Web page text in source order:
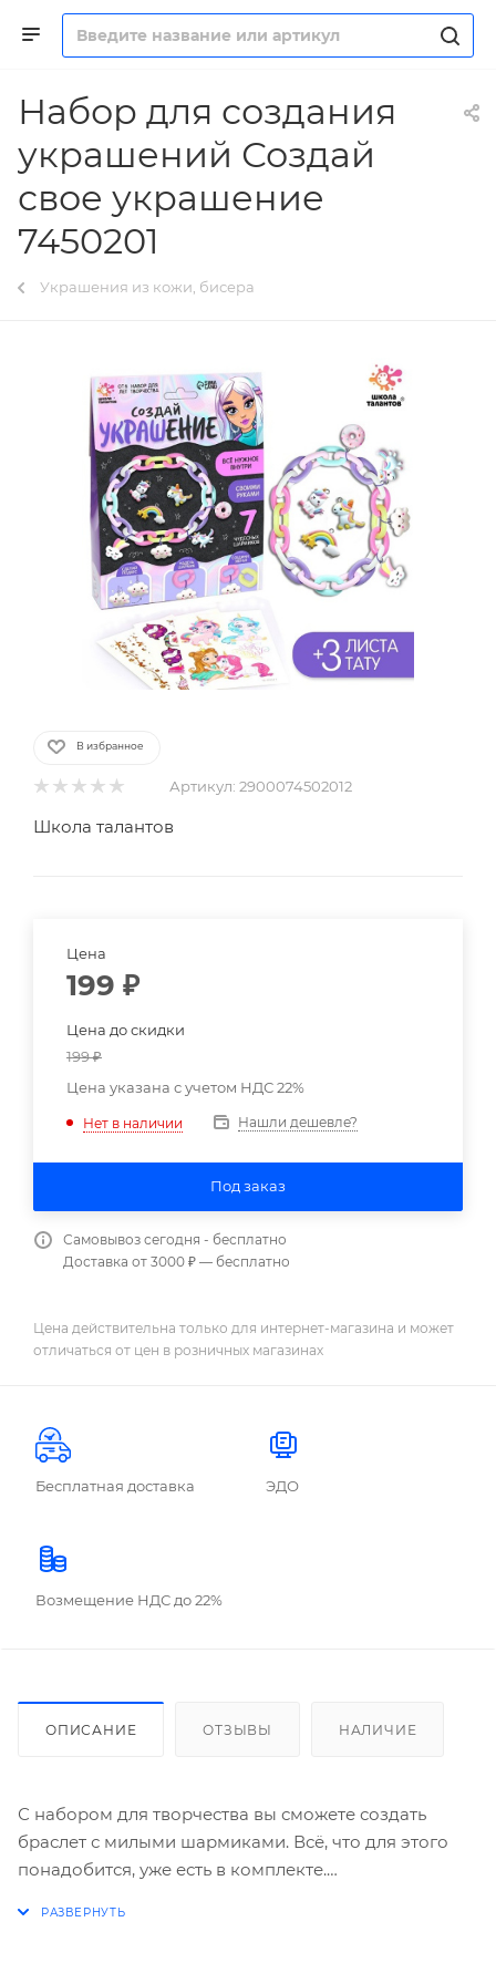
Набор для создания
украшений Создай
свое украшение
7450201
Украшения из кожи, бисера
В избранное
Артикул: 2900074502012
Школа талантов
Цена
199 ₽
Цена до скидки
199₽
Цена указана с учетом НДС 22%
Нет в наличии Нашли дешевле?
Под заказ
Самовывоз сегодня - бесплатно
Доставка от 3000 ₽ — бесплатно
Цена действительна только для интернет-магазина и может
отличаться от цен в розничных магазинах
Бесплатная доставка ЭДО
Возмещение НДС до 22%
ОПИСАНИЕ ОТЗЫВЫ НАЛИЧИЕ
С набором для творчества вы сможете создать
браслет с милыми шармиками. Всё, что для этого
понадобится, уже есть в комплекте.